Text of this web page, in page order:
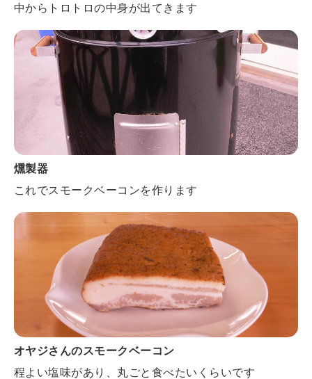
中からトロトロの中身が出てきます
燻製器
これでスモークベーコンを作ります
オヤジさんのスモークベーコン
程よい塩味があり、丸ごと食べたいくらいです